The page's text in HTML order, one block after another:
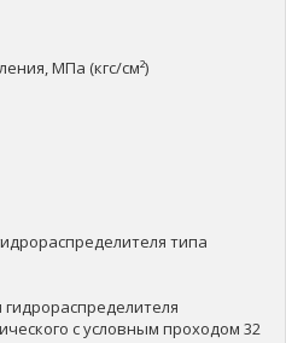
МПа (кгс/см²)
типа
с условным проходом 32